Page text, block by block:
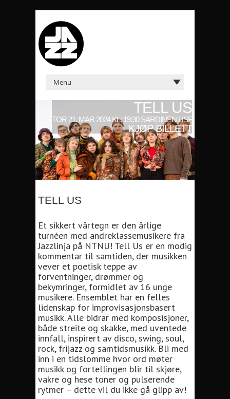
TELL US
TOR 21. MAR 2024 KL: 19:30 SARDINEN USF
KJØP BILLETT
TELL US
Et sikkert vårtegn er den årlige
turnéen med andreklassemusikere fra
Jazzlinja på NTNU! Tell Us er en modig
kommentar til samtiden, der musikken
vever et poetisk teppe av
forventninger, drømmer og
bekymringer, formidlet av 16 unge
musikere. Ensemblet har en felles
lidenskap for improvisasjonsbasert
musikk. Alle bidrar med komposisjoner,
både streite og skakke, med uventede
innfall, inspirert av disco, swing, soul,
rock, frijazz og samtidsmusikk. Bli med
inn i en tidslomme hvor ord møter
musikk og fortellingen blir til skjøre,
vakre og hese toner og pulserende
rytmer – dette vil du ikke gå glipp av!